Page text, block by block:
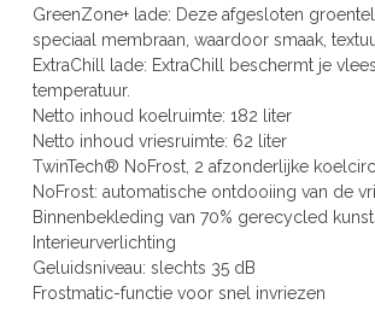
GreenZone+ lade: Deze afgesloten
speciaal membraan, waardoor smaak,
ExtraChill lade: ExtraChill beschermt je
temperatuur.
Netto inhoud koelruimte: 182 liter
Netto inhoud vriesruimte: 62 liter
TwinTech® NoFrost, 2 afzonderlijke
NoFrost: automatische ontdooiing van de
Binnenbekleding van 70% gerecycled
Interieurverlichting
Geluidsniveau: slechts 35 dB
Frostmatic-functie voor snel invriezen